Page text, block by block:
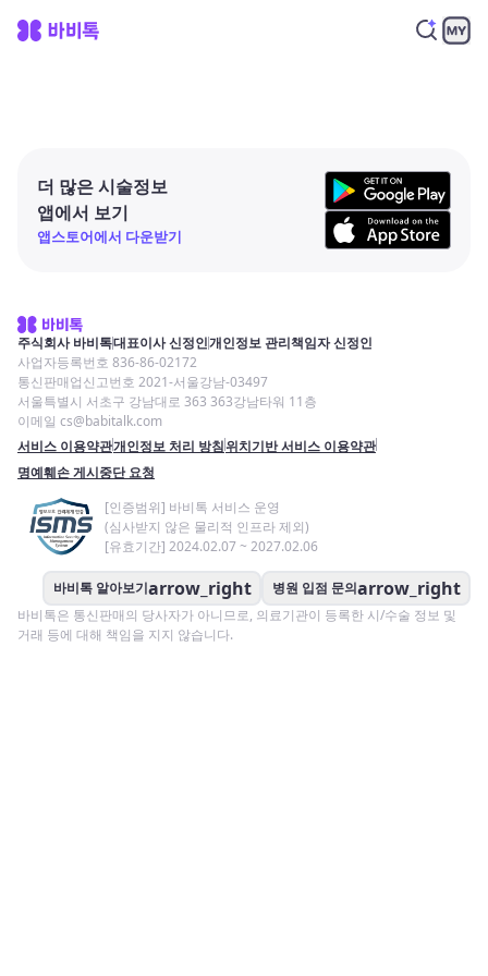
더 많은 시술정보
앱에서 보기
앱스토어에서 다운받기
주식회사 바비톡대표이사 신정인개인정보 관리책임자 신정인
사업자등록번호 836-86-02172
통신판매업신고번호 2021-서울강남-03497
서울특별시 서초구 강남대로 363 363강남타워 11층
이메일 cs@babitalk.com
서비스 이용약관개인정보 처리 방침위치기반 서비스 이용약관
명예훼손 게시중단 요청
[인증범위] 바비톡 서비스 운영
(심사받지 않은 물리적 인프라 제외)
[유효기간] 2024.02.07 ~ 2027.02.06
바비톡 알아보기arrow_right 병원 입점 문의arrow_right
바비톡은 통신판매의 당사자가 아니므로, 의료기관이 등록한 시/수술 정보 및
거래 등에 대해 책임을 지지 않습니다.